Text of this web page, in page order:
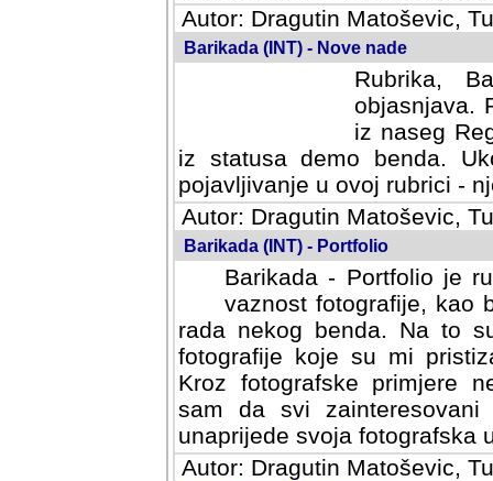
Autor: Dragutin Matoševic,
Barikada (INT) - Nove nade
Rubrika,
objasnjava.
iz naseg
iz statusa demo benda.
pojavljivanje u ovoj rubrici -
Autor: Dragutin Matoševic,
Barikada (INT) - Portfolio
Barikada - Portfolio je
vaznost fotografije, kao
rada nekog benda. Na to
fotografije koje su mi
fotografske primjere
svi zainteresovani
svoja fotografska umijeca.
Autor: Dragutin Matoševic,